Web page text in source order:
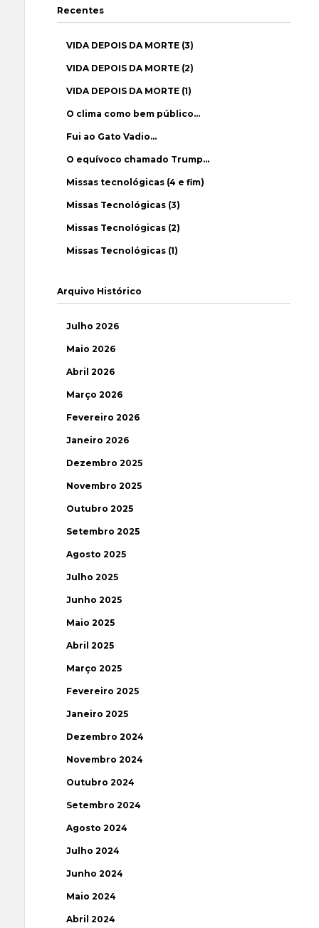
Recentes
VIDA DEPOIS DA MORTE (3)
VIDA DEPOIS DA MORTE (2)
VIDA DEPOIS DA MORTE (1)
O clima como bem público…
Fui ao Gato Vadio…
O equívoco chamado Trump…
Missas tecnológicas (4 e fim)
Missas Tecnológicas (3)
Missas Tecnológicas (2)
Missas Tecnológicas (1)
Arquivo Histórico
Julho 2026
Maio 2026
Abril 2026
Março 2026
Fevereiro 2026
Janeiro 2026
Dezembro 2025
Novembro 2025
Outubro 2025
Setembro 2025
Agosto 2025
Julho 2025
Junho 2025
Maio 2025
Abril 2025
Março 2025
Fevereiro 2025
Janeiro 2025
Dezembro 2024
Novembro 2024
Outubro 2024
Setembro 2024
Agosto 2024
Julho 2024
Junho 2024
Maio 2024
Abril 2024